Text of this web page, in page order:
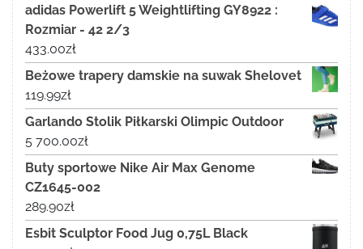
adidas Powerlift 5 Weightlifting GY8922 :
Rozmiar - 42 2/3
433.00zł
Beżowe trapery damskie na suwak Shelovet
119.99zł
Garlando Stolik Piłkarski Olimpic Outdoor
5 700.00zł
Buty sportowe Nike Air Max Genome
CZ1645-002
289.90zł
Esbit Sculptor Food Jug 0,75L Black